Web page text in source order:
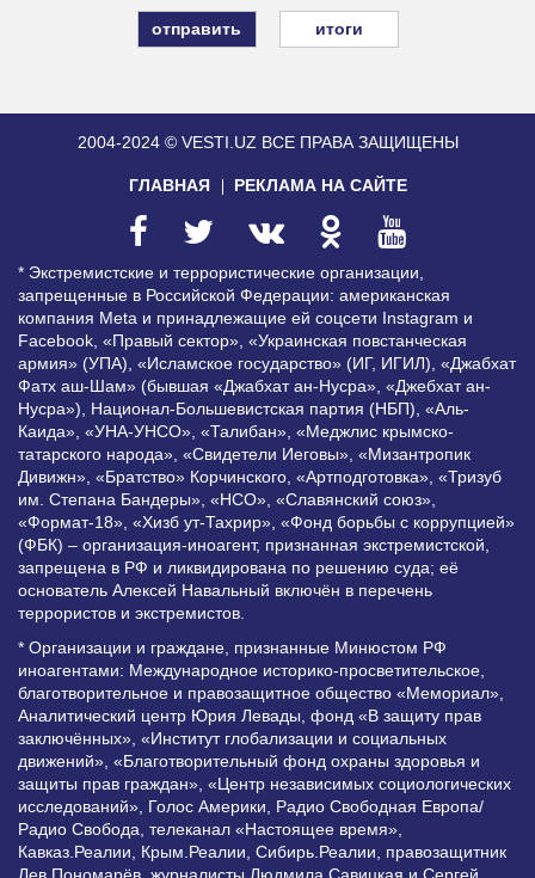
итоги
2004-2024 © VESTI.UZ ВСЕ ПРАВА ЗАЩИЩЕНЫ
ГЛАВНАЯ РЕКЛАМА НА САЙТЕ
* Экстремистские и террористические организации,
запрещенные в Российской Федерации: американская
компания Meta и принадлежащие ей соцсети Instagram и
Facebook, «Правый сектор», «Украинская повстанческая
армия» (УПА), «Исламское государство» (ИГ, ИГИЛ), «Джабхат
Фатх аш-Шам» (бывшая «Джабхат ан-Нусра», «Джебхат ан-
Нусра»), Национал-Большевистская партия (НБП), «Аль-
Каида», «УНА-УНСО», «Талибан», «Меджлис крымско-
татарского народа», «Свидетели Иеговы», «Мизантропик
Дивижн», «Братство» Корчинского, «Артподготовка», «Тризуб
им. Степана Бандеры», «НСО», «Славянский союз»,
«Формат-18», «Хизб ут-Тахрир», «Фонд борьбы с коррупцией»
(ФБК) – организация-иноагент, признанная экстремистской,
запрещена в РФ и ликвидирована по решению суда; её
основатель Алексей Навальный включён в перечень
террористов и экстремистов.
* Организации и граждане, признанные Минюстом РФ
иноагентами: Международное историко-просветительское,
благотворительное и правозащитное общество «Мемориал»,
Аналитический центр Юрия Левады, фонд «В защиту прав
заключённых», «Институт глобализации и социальных
движений», «Благотворительный фонд охраны здоровья и
защиты прав граждан», «Центр независимых социологических
исследований», Голос Америки, Радио Свободная Европа/
Радио Свобода, телеканал «Настоящее время»,
Кавказ.Реалии, Крым.Реалии, Сибирь.Реалии, правозащитник